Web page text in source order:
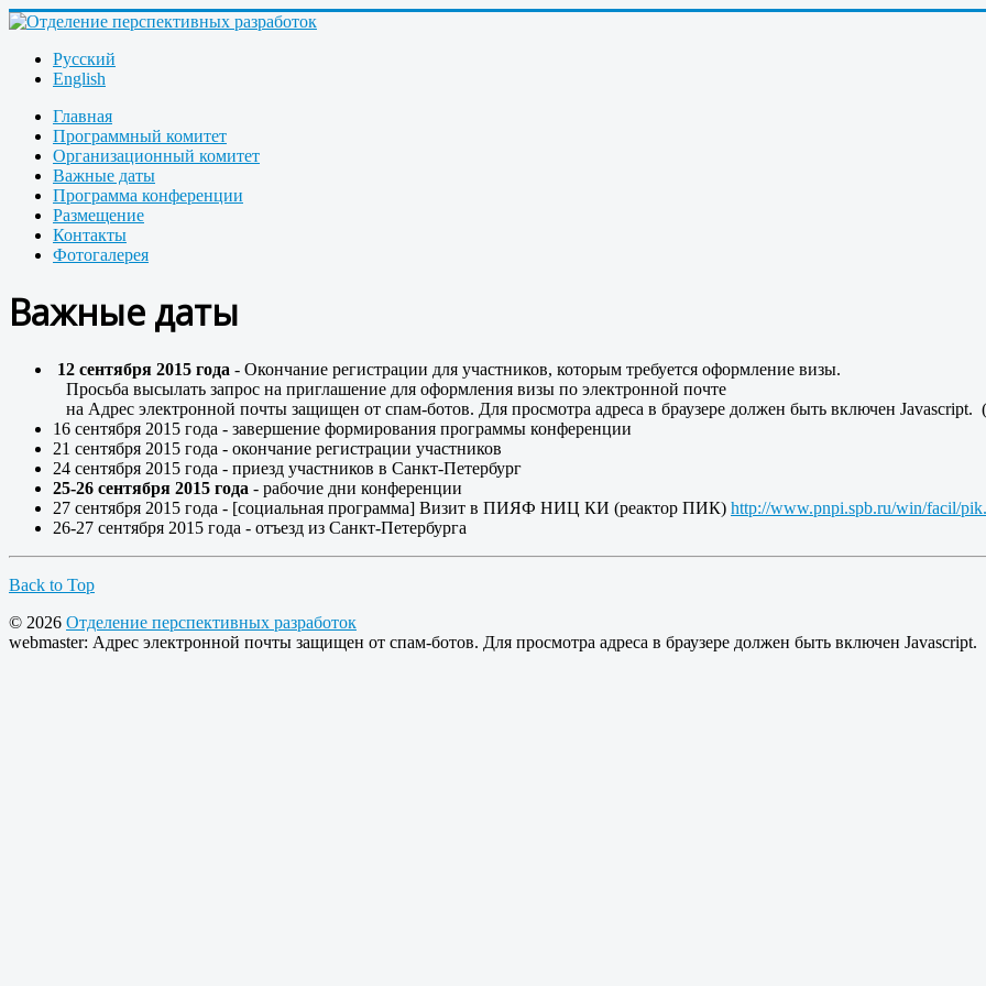
Русский
English
Главная
Программный комитет
Организационный комитет
Важные даты
Программа конференции
Размещение
Контакты
Фотогалерея
Важные даты
12 сентября 2015 года - Окончание регистрации для участников, которым требуется оформление визы.
Просьба высылать запрос на приглашение для оформления визы по электронной почте
на Адрес электронной почты защищен от спам-ботов. Для просмотра адреса в браузере должен быть включен Javascript.
16 сентября 2015 года - завершение формирования программы конференции
21 сентября 2015 года - окончание регистрации участников
24 сентября 2015 года - приезд участников в Санкт-Петербург
25-26 сентября 2015 года - рабочие дни конференции
27 сентября 2015 года - [социальная программа] Визит в ПИЯФ НИЦ КИ (реактор ПИК) http://www.pnpi.spb.ru/win/facil/
26-27 сентября 2015 года - отъезд из Санкт-Петербурга
Back to Top
© 2026 Отделение перспективных разработок
webmaster: Адрес электронной почты защищен от спам-ботов. Для просмотра адреса в браузере должен быть включен Javascript.